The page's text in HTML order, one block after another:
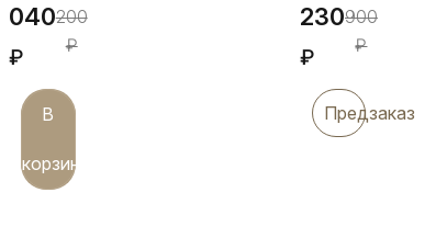
040
₽
200
₽
В
корзину
230
₽
900
₽
Предзаказ